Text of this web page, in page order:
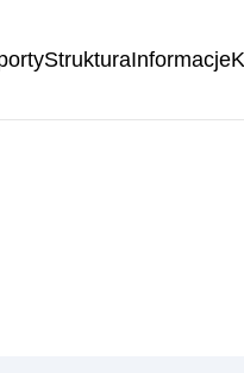
StrukturaInformacje